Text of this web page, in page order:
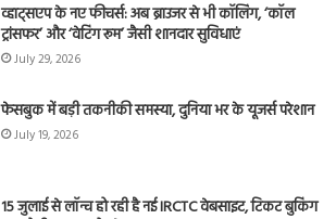
व्हाट्सएप के नए फीचर्स: अब ब्राउजर से भी कॉलिंग, ‘कॉल
ट्रांसफर’ और ‘वेटिंग रूम’ जैसी शानदार सुविधाएं
July 29, 2026
फेसबुक में बड़ी तकनीकी समस्या, दुनिया भर के यूजर्स परेशान
July 19, 2026
15 जुलाई से लॉन्च हो रही है नई IRCTC वेबसाइट, टिकट बुकिंग